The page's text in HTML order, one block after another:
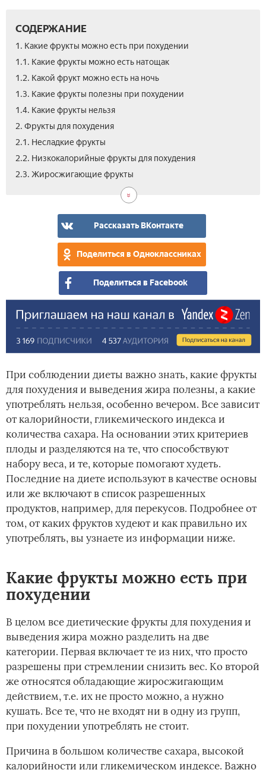
СОДЕРЖАНИЕ
1. Какие фрукты можно есть при похудении
1.1. Какие фрукты можно есть натощак
1.2. Какой фрукт можно есть на ночь
1.3. Какие фрукты полезны при похудении
1.4. Какие фрукты нельзя
2. Фрукты для похудения
2.1. Несладкие фрукты
2.2. Низкокалорийные фрукты для похудения
2.3. Жиросжигающие фрукты
Рассказать ВКонтакте
Поделиться в Одноклассниках
Поделиться в Facebook
При соблюдении диеты важно знать, какие фрукты
для похудения и выведения жира полезны, а какие
употреблять нельзя, особенно вечером. Все зависит
от калорийности, гликемического индекса и
количества сахара. На основании этих критериев
плоды и разделяются на те, что способствуют
набору веса, и те, которые помогают худеть.
Последние на диете используют в качестве основы
или же включают в список разрешенных
продуктов, например, для перекусов. Подробнее от
том, от каких фруктов худеют и как правильно их
употреблять, вы узнаете из информации ниже.
Какие фрукты можно есть при
похудении
В целом все диетические фрукты для похудения и
выведения жира можно разделить на две
категории. Первая включает те из них, что просто
разрешены при стремлении снизить вес. Ко второй
же относятся обладающие жиросжигающим
действием, т.е. их не просто можно, а нужно
кушать. Все те, что не входят ни в одну из групп,
при похудении употреблять не стоит.
Причина в большом количестве сахара, высокой
калорийности или гликемическом индексе. Важно